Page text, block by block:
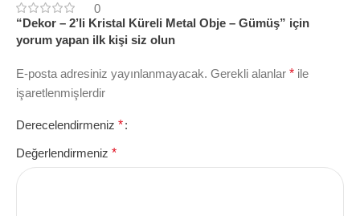
0
“Dekor – 2’li Kristal Küreli Metal Obje – Gümüş” için
yorum yapan ilk kişi siz olun
E-posta adresiniz yayınlanmayacak. Gerekli alanlar * ile
işaretlenmişlerdir
Derecelendirmeniz *
Değerlendirmeniz *